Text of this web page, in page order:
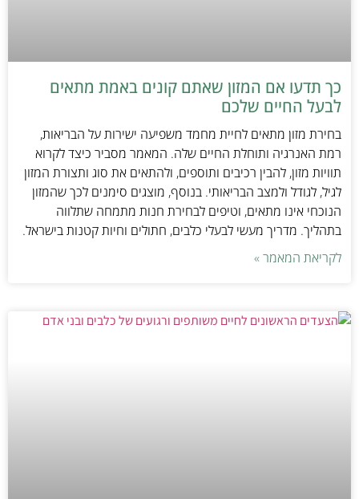
כך תדעו אם המזון שאתם קונים באמת מתאים
לבעל החיים שלכם
בחירת מזון מתאים לחיית מחמד משפיעה ישירות על הבריאות,
רמת האנרגיה ותוחלת החיים שלה. המאמר מסביר כיצד לקרוא
תוויות מזון, להבין רכיבים ותוספים, ולהתאים את סוג ותצורת המזון
לגיל, לגודל ולמצב הבריאותי. בנוסף, מוצגים סימנים לכך שהמזון
הנוכחי אינו מתאים, וטיפים לבחירת חנות מתמחה שתלווה
בתהליך. מדריך מעשי לבעלי כלבים, חתולים וחיות קטנות בישראל.
לקריאת המאמר »